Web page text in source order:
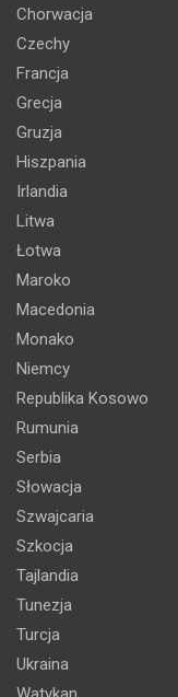
Chorwacja
Czechy
Francja
Grecja
Gruzja
Hiszpania
Irlandia
Litwa
Łotwa
Maroko
Macedonia
Monako
Niemcy
Republika Kosowo
Rumunia
Serbia
Słowacja
Szwajcaria
Szkocja
Tajlandia
Tunezja
Turcja
Ukraina